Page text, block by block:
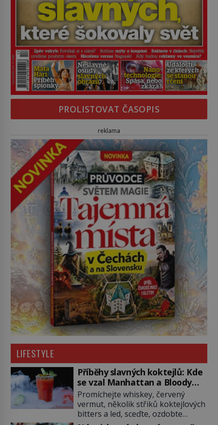
PROLISTOVAT ČASOPIS
reklama
LIFESTYLE
Příběhy slavných koktejlů: Kde
se vzal Manhattan a Bloody
Mary?
Promíchejte whiskey, červený
vermut, několik střiků koktejlových
bitters a led, sceďte, ozdobte